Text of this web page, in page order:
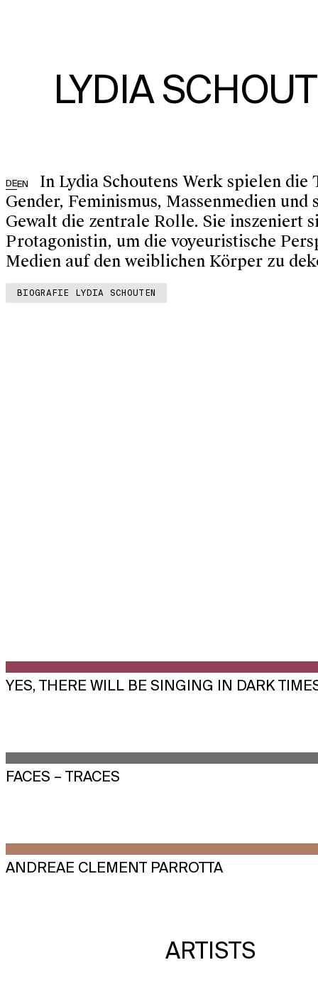
LYDIA
DEEN
In Lydia Schoutens Werk spielen die
Gender, Feminismus, Massenmedien und
Gewalt die zentrale Rolle. Sie inszeniert
Protagonistin, um die voyeuristische
Medien auf den weiblichen Körper zu
BIOGRAFIE LYDIA SCHOUTEN
YES, THERE WILL BE SINGING IN DARK
FACES – TRACES
ANDREAE CLEMENT PARROTTA
ARTISTS